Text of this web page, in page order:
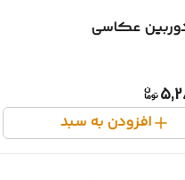
عکاسی
افزودن به سبد